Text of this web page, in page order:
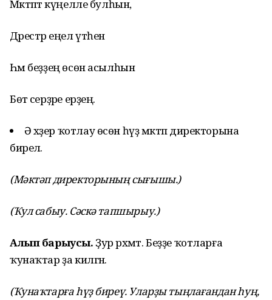
Мәктәптә күңелле булһын,
Дәрестәр еңел үтһен
Һәм беҙҙең өсөн асылһын
Бөтә серҙәре ерҙең.
Ә хәҙер ҡотлау өсөн һүҙ мәктәп директорына
бирелә.
(Мәктәп директорының сығышы.)
(Ҡул сабыу. Сәскә тапшырыу.)
Алып барыусы.Ҙур рәхмәт. Беҙҙе ҡотларға
ҡунаҡтар ҙа килгән.
(Ҡунаҡтарға һүҙ биреү. Уларҙы тыңлағандан һуң,